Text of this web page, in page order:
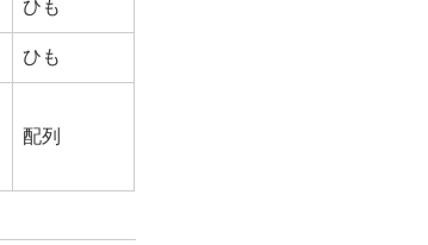
ひも
ひも
配列